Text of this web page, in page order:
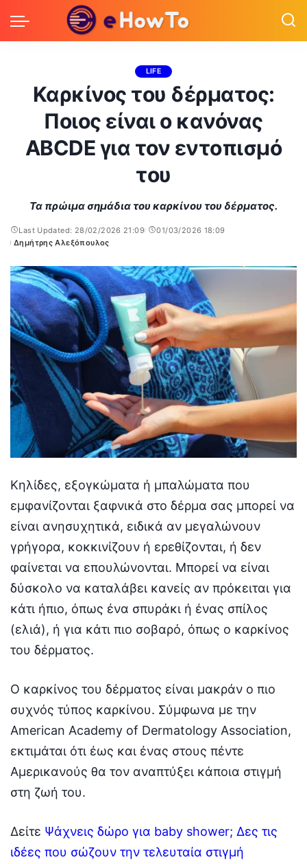
LIFE
Καρκίνος του δέρματος:
Ποιος είναι ο κανόνας
ABCDE για τον εντοπισμό
του
Τα πρώιμα σημάδια του καρκίνου του δέρματος.
Last Updated: 28/02/2026 21:09
01/03/2026 18:09
Posted
Δημήτρης Αλεξόπουλος
Κηλίδες, εξογκώματα ή μπαλώματα που
εμφανίζονται ξαφνικά στο δέρμα σας μπορεί να
είναι ανησυχητικά, ειδικά αν μεγαλώνουν
γρήγορα, κοκκινίζουν ή ερεθίζονται, ή δεν
φαίνεται να επουλώνονται. Μπορεί να είναι
δύσκολο να καταλάβει κανείς αν πρόκειται για
κάτι ήπιο, όπως ένα σπυράκι ή ένας σπίλος
(ελιά), ή για κάτι πιο σοβαρό, όπως ο καρκίνος
του δέρματος.
Ο καρκίνος του δέρματος είναι μακράν ο πιο
συχνός τύπος καρκίνου. Σύμφωνα με την
American Academy of Dermatology Association,
εκτιμάται ότι έως και ένας στους πέντε
Αμερικανούς θα τον αναπτύξει κάποια στιγμή
στη ζωή του.
Δείτε Ψάχνεις δώρο για baby shower; Δες τις
ιδέες που σώζουν την τελευταία στιγμή